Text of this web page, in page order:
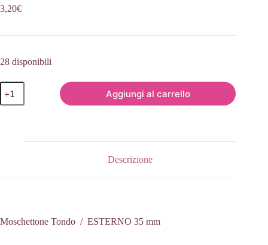
3,20€
28 disponibili
MOSCHETTONE
TONDO
ORO
Aggiungi al carrello
Descrizione
Moschettone Tondo / ESTERNO 35 mm